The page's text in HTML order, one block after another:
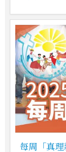
每周「真